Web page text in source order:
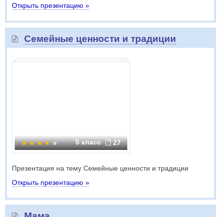
Открыть презентацию »
Семейные ценности и традиции
5 класс 27
Презентация на тему Семейные ценности и традиции
Открыть презентацию »